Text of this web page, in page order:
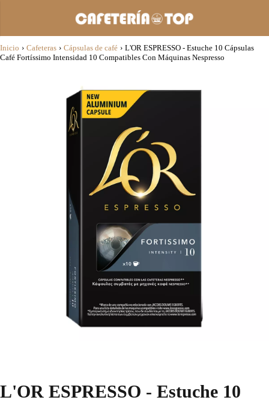
Inicio › Cafeteras › Cápsulas de café › L'OR ESPRESSO - Estuche 10 Cápsulas
Café Fortíssimo Intensidad 10 Compatibles Con Máquinas Nespresso
L'OR ESPRESSO - Estuche 10